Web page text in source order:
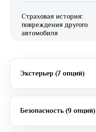
Страховая история:
повреждения другого
автомобиля
Экстерьер (7 опций)
Безопасность (9 опций)